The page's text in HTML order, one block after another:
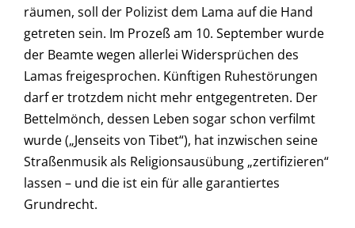
räumen, soll der Polizist dem Lama auf die Hand
getreten sein. Im Prozeß am 10. September wurde
der Beamte wegen allerlei Widersprüchen des
Lamas freigesprochen. Künftigen Ruhestörungen
darf er trotzdem nicht mehr entgegentreten. Der
Bettelmönch, dessen Leben sogar schon verfilmt
wurde („Jenseits von Tibet“), hat inzwischen seine
Straßenmusik als Religionsausübung „zertifizieren“
lassen – und die ist ein für alle garantiertes
Grundrecht.